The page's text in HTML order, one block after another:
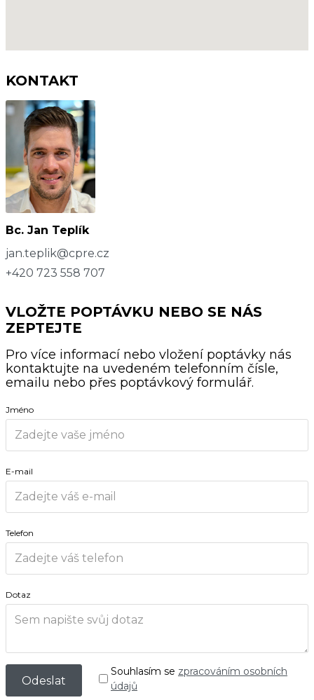
KONTAKT
Bc. Jan Teplík
jan.teplik@cpre.cz
+420 723 558 707
VLOŽTE POPTÁVKU NEBO SE NÁS
ZEPTEJTE
Pro více informací nebo vložení poptávky nás
kontaktujte na uvedeném telefonním čísle,
emailu nebo přes poptávkový formulář.
Jméno
E-mail
Telefon
Dotaz
Souhlasím se zpracováním osobních
údajů